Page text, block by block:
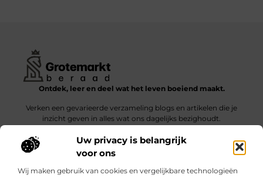
Uw privacy is belangrijk
voor ons
Wij maken gebruik van cookies en vergelijkbare technologieën
Ontdek, leer en deel wat het leven boeiend maakt.
Verken een gevarieerde verzameling blogs en artikelen die je
inzicht geven in alles wat ons dagelijks bezighoudt.
Bericht categorie